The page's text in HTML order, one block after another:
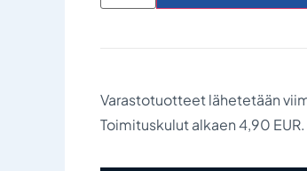
Varastotuotteet lähetetään
Toimituskulut alkaen 4,90